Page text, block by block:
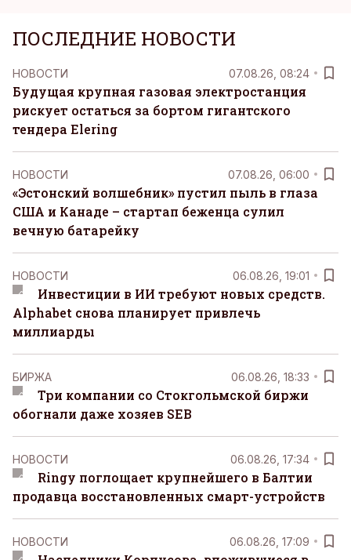
ПОСЛЕДНИЕ НОВОСТИ
НОВОСТИ 07.08.26, 08:24
Будущая крупная газовая электростанция
рискует остаться за бортом гигантского
тендера Elering
НОВОСТИ 07.08.26, 06:00
«Эстонский волшебник» пустил пыль в глаза
США и Канаде – стартап беженца сулил
вечную батарейку
НОВОСТИ 06.08.26, 19:01
Инвестиции в ИИ требуют новых средств.
Alphabet снова планирует привлечь
миллиарды
БИРЖА 06.08.26, 18:33
Три компании со Стокгольмской биржи
обогнали даже хозяев SEB
НОВОСТИ 06.08.26, 17:34
Ringy поглощает крупнейшего в Балтии
продавца восстановленных смарт-устройств
НОВОСТИ 06.08.26, 17:09